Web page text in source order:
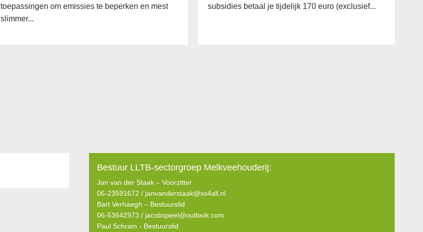
toepassingen om emissies te beperken en mest
slimmer...
subsidies betaal je tijdelijk 170 euro (exclusief...
Bestuur LLTB-sectorgroep Melkveehouderij:
Jan van der Staak – Voorzitter
06-23591672 / janvanderstaak@xs4all.nl
Bart Verhaegh – Bestuurslid
06-53642973 / jacobspeel@outlook.com
Paul Schram - Bestuurslid